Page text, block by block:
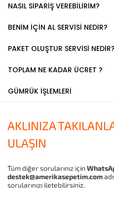
NASIL SİPARİŞ VEREBİLİRİM?
BENİM İÇİN AL SERVİSİ NEDİR?
PAKET OLUŞTUR SERVİSİ NEDİR?
TOPLAM NE KADAR ÜCRET ?
GÜMRÜK İŞLEMLERİ
AKLINIZA
ULAŞIN
Tüm diğer sorularınız için
destek@amerikasepetim.com
sorularınızı iletebilirsiniz.